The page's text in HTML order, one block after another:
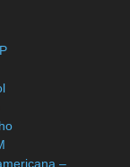
–